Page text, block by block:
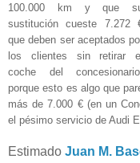
100.000 km y que
sustitución cueste 7.272
que deben ser aceptados
los clientes sin retirar el
coche del concesionario,
porque esto es algo que
más de 7.000 € (en un
el pésimo servicio de Audi
Estimado Juan M.